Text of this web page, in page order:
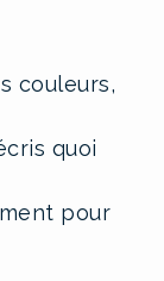
couleurs,
quoi
pour